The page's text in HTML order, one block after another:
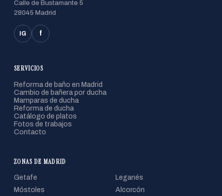
Calle de Bustamante 5
28045 Madrid
IG f
SERVICIOS
Reforma de baño en Madrid
Cambio de bañera por ducha
Mamparas de ducha
Reforma de ducha
Catálogo de platos
Fotos de trabajos
Contacto
ZONAS DE MADRID
Getafe
Leganés
Móstoles
Alcorcón